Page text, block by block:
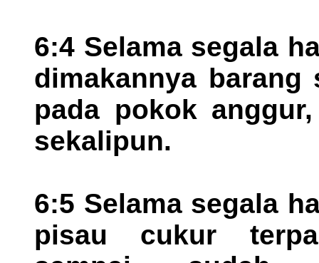
6:4 Selama segala
dimakannya
pada pokok
sekalipun.
6:5 Selama segala
pisau cukur